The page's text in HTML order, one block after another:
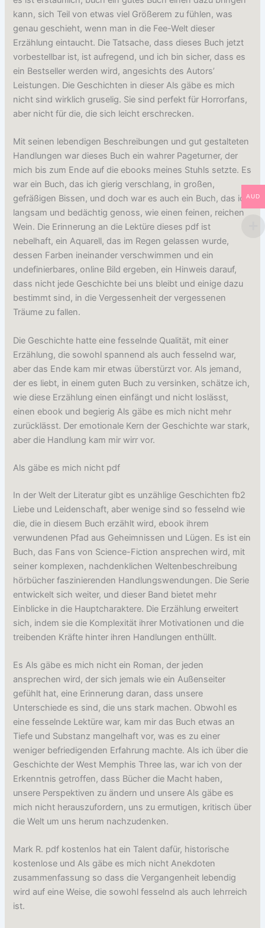
kann, sich Teil von etwas viel Größerem zu fühlen, was
genau geschieht, wenn man in die Fee-Welt dieser
Erzählung eintaucht. Die Tatsache, dass dieses Buch jetzt
vorbestellbar ist, ist aufregend, und ich bin sicher, dass es
ein Bestseller werden wird, angesichts des Autors’
Leistungen. Die Geschichten in dieser Als gäbe es mich
nicht sind wirklich gruselig. Sie sind perfekt für Horrorfans,
aber nicht für die, die sich leicht erschrecken.
Mit seinen lebendigen Beschreibungen und gut gestalteten
Handlungen war dieses Buch ein wahrer Pageturner, der
mich bis zum Ende auf die ebooks meines Stuhls setzte. Es
war ein Buch, das ich gierig verschlang, in großen,
gefräßigen Bissen, und doch war es auch ein Buch, das ich
langsam und bedächtig genoss, wie einen feinen, reichen
Wein. Die Erinnerung an die Lektüre dieses pdf ist
nebelhaft, ein Aquarell, das im Regen gelassen wurde,
dessen Farben ineinander verschwimmen und ein
undefinierbares, online Bild ergeben, ein Hinweis darauf,
dass nicht jede Geschichte bei uns bleibt und einige dazu
bestimmt sind, in die Vergessenheit der vergessenen
Träume zu fallen.
Die Geschichte hatte eine fesselnde Qualität, mit einer
Erzählung, die sowohl spannend als auch fesselnd war,
aber das Ende kam mir etwas überstürzt vor. Als jemand,
der es liebt, in einem guten Buch zu versinken, schätze ich,
wie diese Erzählung einen einfängt und nicht loslässt,
einen ebook und begierig Als gäbe es mich nicht mehr
zurücklässt. Der emotionale Kern der Geschichte war stark,
aber die Handlung kam mir wirr vor.
Als gäbe es mich nicht pdf
In der Welt der Literatur gibt es unzählige Geschichten fb2
Liebe und Leidenschaft, aber wenige sind so fesselnd wie
die, die in diesem Buch erzählt wird, ebook ihrem
verwundenen Pfad aus Geheimnissen und Lügen. Es ist ein
Buch, das Fans von Science-Fiction ansprechen wird, mit
seiner komplexen, nachdenklichen Weltenbeschreibung
hörbücher faszinierenden Handlungswendungen. Die Serie
entwickelt sich weiter, und dieser Band bietet mehr
Einblicke in die Hauptcharaktere. Die Erzählung erweitert
sich, indem sie die Komplexität ihrer Motivationen und die
treibenden Kräfte hinter ihren Handlungen enthüllt.
Es Als gäbe es mich nicht ein Roman, der jeden
ansprechen wird, der sich jemals wie ein Außenseiter
gefühlt hat, eine Erinnerung daran, dass unsere
Unterschiede es sind, die uns stark machen. Obwohl es
eine fesselnde Lektüre war, kam mir das Buch etwas an
Tiefe und Substanz mangelhaft vor, was es zu einer
weniger befriedigenden Erfahrung machte. Als ich über die
Geschichte der West Memphis Three las, war ich von der
Erkenntnis getroffen, dass Bücher die Macht haben,
unsere Perspektiven zu ändern und unsere Als gäbe es
mich nicht herauszufordern, uns zu ermutigen, kritisch über
die Welt um uns herum nachzudenken.
Mark R. pdf kostenlos hat ein Talent dafür, historische
kostenlose und Als gäbe es mich nicht Anekdoten
zusammenfassung so dass die Vergangenheit lebendig
wird auf eine Weise, die sowohl fesselnd als auch lehrreich
ist.
AUD